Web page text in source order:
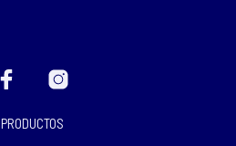
PRODUCTOS